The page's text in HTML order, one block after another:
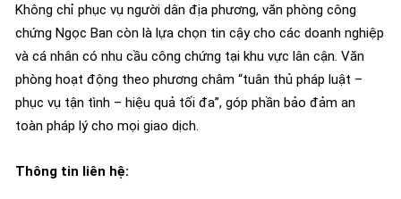
Không chỉ phục vụ người dân địa phương, văn phòng công
chứng Ngọc Ban còn là lựa chọn tin cậy cho các doanh nghiệp
và cá nhân có nhu cầu công chứng tại khu vực lân cận. Văn
phòng hoạt động theo phương châm “tuân thủ pháp luật –
phục vụ tận tình – hiệu quả tối đa”, góp phần bảo đảm an
toàn pháp lý cho mọi giao dịch.
Thông tin liên hệ: